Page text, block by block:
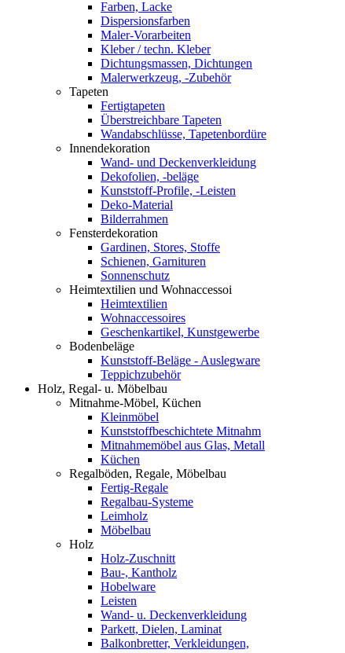
Farben, Lacke
Dispersionsfarben
Maler-Vorarbeiten
Kleber / techn. Kleber
Dichtungsmassen, Dichtungen
Malerwerkzeug, -Zubehör
Tapeten
Fertigtapeten
Überstreichbare Tapeten
Wandabschlüsse, Tapetenbordüre
Innendekoration
Wand- und Deckenverkleidung
Dekofolien, -beläge
Kunststoff-Profile, -Leisten
Deko-Material
Bilderrahmen
Fensterdekoration
Gardinen, Stores, Stoffe
Schienen, Garnituren
Sonnenschutz
Heimtextilien und Wohnaccessoi
Heimtextilien
Wohnaccessoires
Geschenkartikel, Kunstgewerbe
Bodenbeläge
Kunststoff-Beläge - Auslegware
Teppichzubehör
Holz, Regal- u. Möbelbau
Mitnahme-Möbel, Küchen
Kleinmöbel
Kunststoffbeschichtete Mitnahm
Mitnahmemöbel aus Glas, Metall
Küchen
Regalböden, Regale, Möbelbau
Fertig-Regale
Regalbau-Systeme
Leimholz
Möbelbau
Holz
Holz-Zuschnitt
Bau-, Kantholz
Hobelware
Leisten
Wand- u. Deckenverkleidung
Parkett, Dielen, Laminat
Balkonbretter, Verkleidungen,